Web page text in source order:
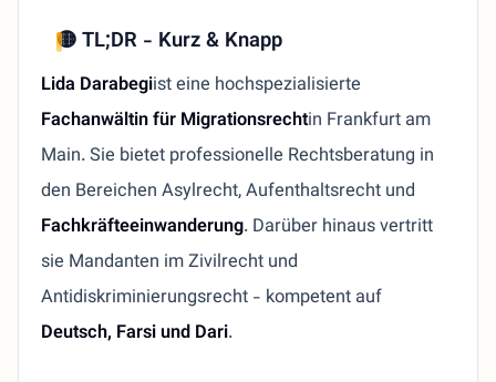
🟡 TL;DR - Kurz & Knapp
Lida Darabegiist eine hochspezialisierte
Fachanwältin für Migrationsrechtin Frankfurt am
Main. Sie bietet professionelle Rechtsberatung in
den Bereichen Asylrecht, Aufenthaltsrecht und
Fachkräfteeinwanderung. Darüber hinaus vertritt
sie Mandanten im Zivilrecht und
Antidiskriminierungsrecht - kompetent auf
Deutsch, Farsi und Dari.